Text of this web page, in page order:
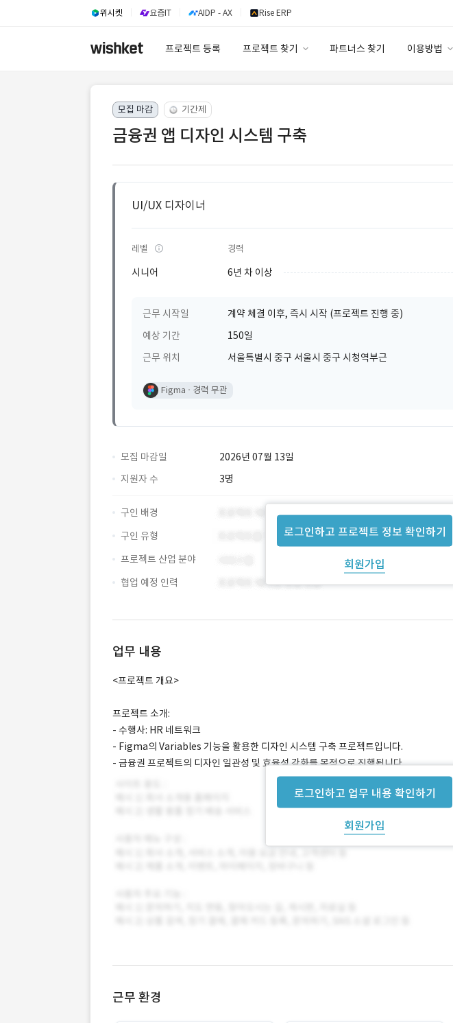
위시켓 요즘IT AIDP - AX Rise ERP
프로젝트 등록 프로젝트 찾기 파트너스 찾기 이용방법
모집 마감 기간제
금융권 앱 디자인 시스템 구축
UI/UX 디자이너
레벨 경력
시니어 6년 차 이상
근무 시작일
계약 체결 이후, 즉시 시작 (프로젝트 진행 중)
예상 기간
150일
근무 위치
서울특별시 중구 서울시 중구 시청역부근
Figma 경력 무관
모집 마감일
2026년 07월 13일
지원자 수
3명
로그인하고 프로젝트 정보 확인하기
회원가입
구인 배경
구인 유형
프로젝트 산업 분야
협업 예정 인력
업무 내용
로그인하고 업무 내용 확인하기
회원가입
<프로젝트 개요>
프로젝트 소개:
- 수행사: HR 네트워크
- Figma의 Variables 기능을 활용한 디자인 시스템 구축 프로젝트입니다.
- 금융권 프로젝트의 디자인 일관성 및 효율성 강화를 목적으로 진행됩니다.
근무 환경